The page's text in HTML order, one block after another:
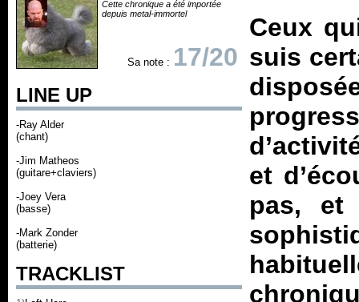
Cette chronique a été importée
depuis metal-immortel
Sa note : 17/20
LINE UP
-Ray Alder
(chant)
-Jim Matheos
(guitare+claviers)
-Joey Vera
(basse)
-Mark Zonder
(batterie)
TRACKLIST
Ceux
suis
et
pas, et